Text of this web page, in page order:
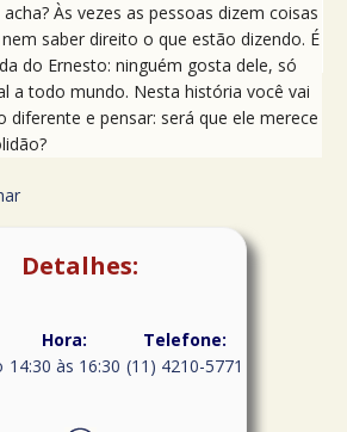
Às vezes as pessoas dizem coisas
saber direito o que estão dizendo. É
do Ernesto: ninguém gosta dele, só
a todo mundo. Nesta história você vai
diferente e pensar: será que ele merece
Detalhes:
Hora:
14:30 às 16:30
Telefone:
(11) 4210-5771